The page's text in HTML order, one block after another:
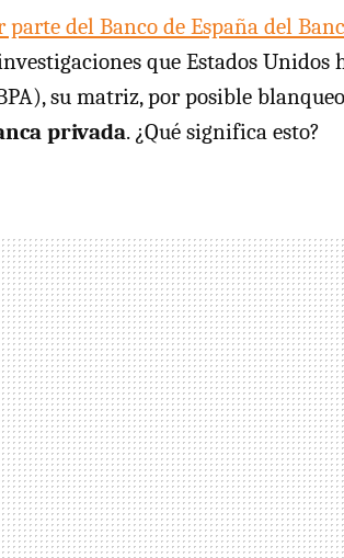
del Banco de España del
que Estados Unidos
su matriz, por posible
privada. ¿Qué significa esto?